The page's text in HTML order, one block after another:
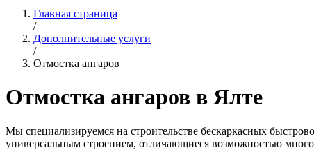
Главная страница
/
Дополнительные услуги
/
Отмостка ангаров
Отмостка ангаров в Ялте
Мы специализируемся на строительстве бескаркасных
универсальным строением, отличающиеся возможностью